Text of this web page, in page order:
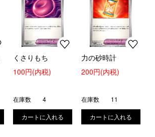
くさりもち
100円(内税)
在庫数 4
力の砂時計
200円(内税)
在庫数 11